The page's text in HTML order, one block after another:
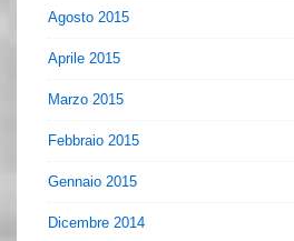
Agosto 2015
Aprile 2015
Marzo 2015
Febbraio 2015
Gennaio 2015
Dicembre 2014